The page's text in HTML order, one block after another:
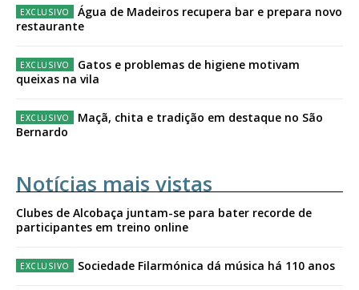
Água de Madeiros recupera bar e prepara novo
restaurante
Gatos e problemas de higiene motivam
queixas na vila
Maçã, chita e tradição em destaque no São
Bernardo
Notícias mais vistas
Clubes de Alcobaça juntam-se para bater recorde de
participantes em treino online
Sociedade Filarmónica dá música há 110 anos